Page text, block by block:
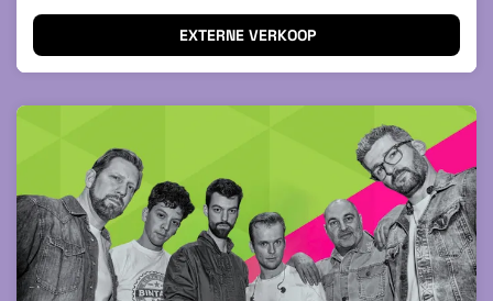
EXTERNE VERKOOP